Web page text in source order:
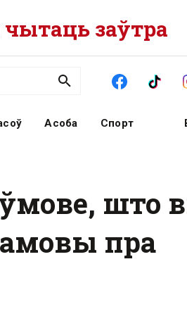
заўтра
Асоба Спорт
што
пра